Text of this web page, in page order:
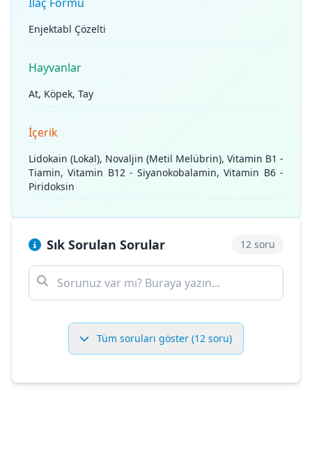
Enjektabl Çözelti
Hayvanlar
At, Köpek, Tay
İçerik
Lidokain (Lokal), Novaljin (Metil Melübrin), Vitamin B1 -
Tiamin, Vitamin B12 - Siyanokobalamin, Vitamin B6 -
Piridoksin
Sık Sorulan Sorular 12 soru
Tüm soruları göster (12 soru)